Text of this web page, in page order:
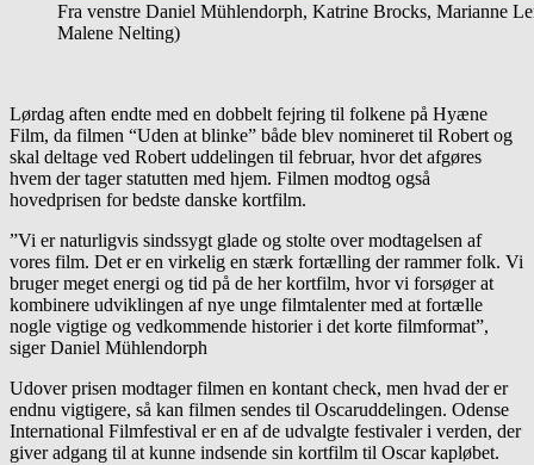
Fra venstre Daniel Mühlendorph, Katrine Brocks, Marianne
Malene Nelting)
Lørdag aften endte med en dobbelt fejring til folkene på Hyæne
Film, da filmen “Uden at blinke” både blev nomineret til Robert og
skal deltage ved Robert uddelingen til februar, hvor det afgøres
hvem der tager statutten med hjem. Filmen modtog også
hovedprisen for bedste danske kortfilm.
”Vi er naturligvis sindssygt glade og stolte over modtagelsen af
vores film. Det er en virkelig en stærk fortælling der rammer folk. Vi
bruger meget energi og tid på de her kortfilm, hvor vi forsøger at
kombinere udviklingen af nye unge filmtalenter med at fortælle
nogle vigtige og vedkommende historier i det korte filmformat”,
siger Daniel Mühlendorph
Udover prisen modtager filmen en kontant check, men hvad der er
endnu vigtigere, så kan filmen sendes til Oscaruddelingen. Odense
International Filmfestival er en af de udvalgte festivaler i verden, der
giver adgang til at kunne indsende sin kortfilm til Oscar kapløbet.